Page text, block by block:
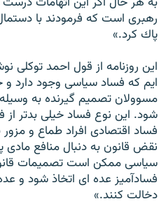
رهبرى است كه فرمودند با
پاك كرد.»
اين روزنامه از قول احمد توكلى
ايم كه فساد سياسى وجود دارد
مسوولان تصميم گيرنده به
شود. اين نوع فساد خيلى بدتر
فساد اقتصادى افراد طماع و مزور
نقض قانون به دنبال منافع
سياسى ممكن است تصميمات
فسادآميز عده اى اتخاذ شود و
دخالت كنند.»